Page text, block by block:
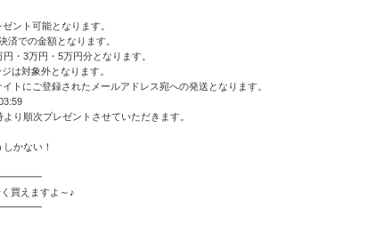
ント可能となります。
での金額となります。
・3万円・5万円分となります。
は対象外となります。
トにご登録されたメールアドレス宛への発送となります。
り順次プレゼントさせていただきます。
かない！
買えますよ～♪